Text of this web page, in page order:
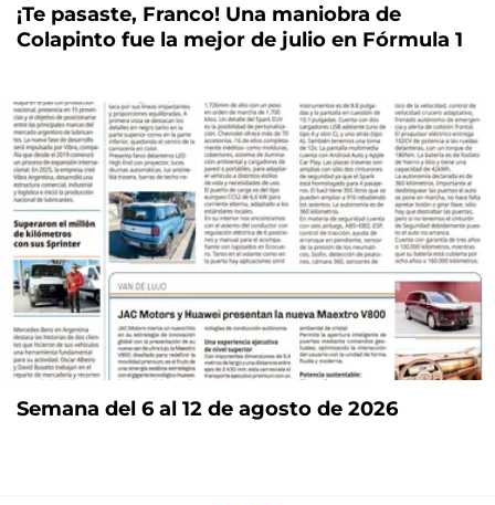
¡Te pasaste, Franco! Una maniobra de
Colapinto fue la mejor de julio en Fórmula 1
Semana del 6 al 12 de agosto de 2026